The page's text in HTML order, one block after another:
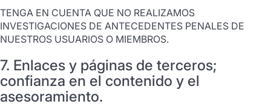
TENGA EN CUENTA QUE NO REALIZAMOS
INVESTIGACIONES DE ANTECEDENTES PENALES DE
NUESTROS USUARIOS O MIEMBROS.
7. Enlaces y páginas de terceros;
confianza en el contenido y el
asesoramiento.